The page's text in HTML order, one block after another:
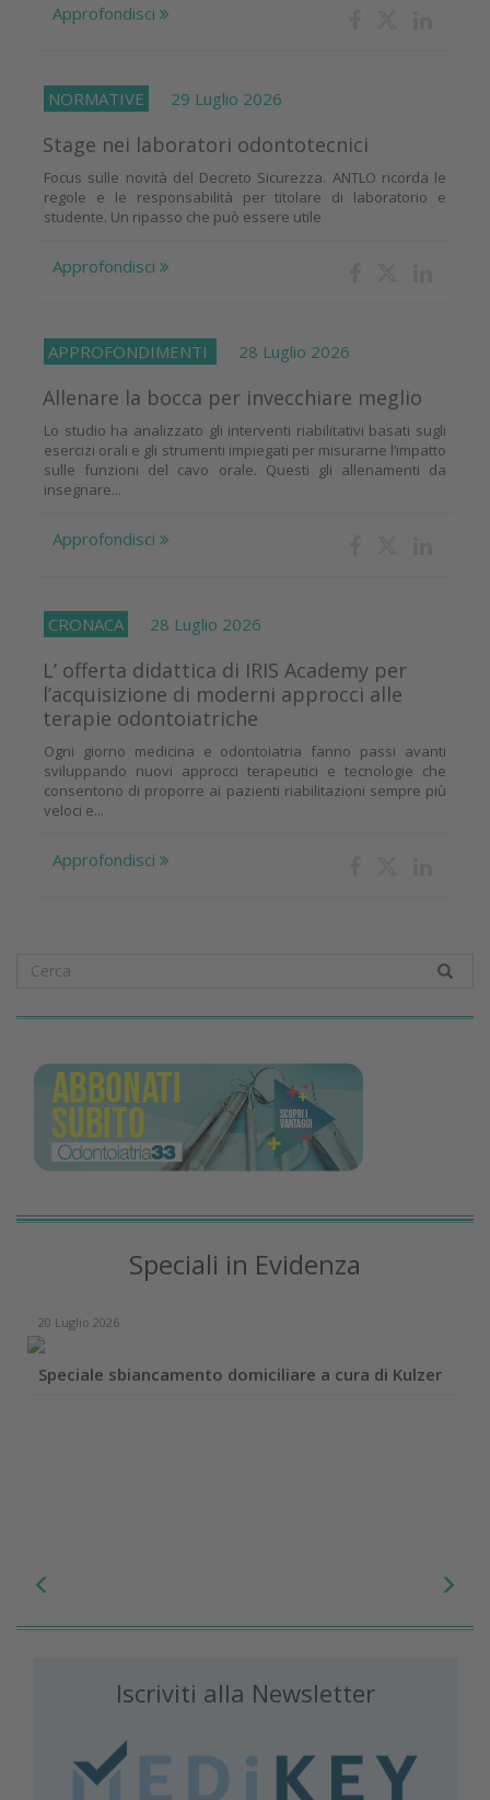
Approfondisci
NORMATIVE 29 Luglio 2026
Stage nei laboratori odontotecnici
Focus sulle novità del Decreto Sicurezza. ANTLO ricorda le
regole e le responsabilità per titolare di laboratorio e
studente. Un ripasso che può essere utile
Approfondisci
APPROFONDIMENTI 28 Luglio 2026
Allenare la bocca per invecchiare meglio
Lo studio ha analizzato gli interventi riabilitativi basati sugli
esercizi orali e gli strumenti impiegati per misurarne l’impatto
sulle funzioni del cavo orale. Questi gli allenamenti da
insegnare...
Approfondisci
CRONACA 28 Luglio 2026
L’ offerta didattica di IRIS Academy per
l’acquisizione di moderni approcci alle
terapie odontoiatriche
Ogni giorno medicina e odontoiatria fanno passi avanti
sviluppando nuovi approcci terapeutici e tecnologie che
consentono di proporre ai pazienti riabilitazioni sempre più
veloci e...
Approfondisci
Speciali in Evidenza
20 Luglio 2026
Speciale sbiancamento domiciliare a cura di Kulzer
Iscriviti alla Newsletter